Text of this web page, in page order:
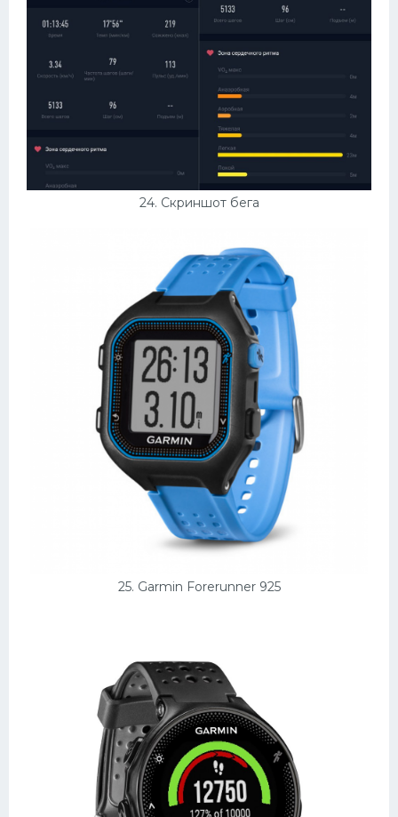
24. Скриншот бега
25. Garmin Forerunner 925